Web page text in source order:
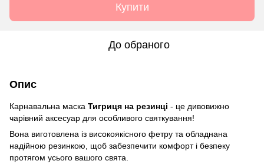
Купити
До обраного
Опис
Карнавальна маска Тигриця на резинці - це дивовижно
чарівний аксесуар для особливого святкування!
Вона виготовлена із високоякісного фетру та обладнана
надійною резинкою, щоб забезпечити комфорт і безпеку
протягом усього вашого свята.